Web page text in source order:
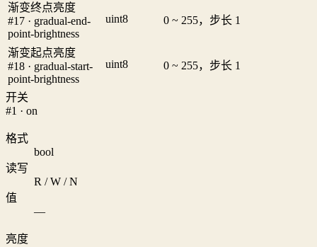
渐变终点亮度
#17 · gradual-end-
point-brightness
uint8 0 ~ 255，步长 1
渐变起点亮度
#18 · gradual-start-
point-brightness
uint8 0 ~ 255，步长 1
开关
#1 · on
格式
bool
读写
R / W / N
值
—
亮度